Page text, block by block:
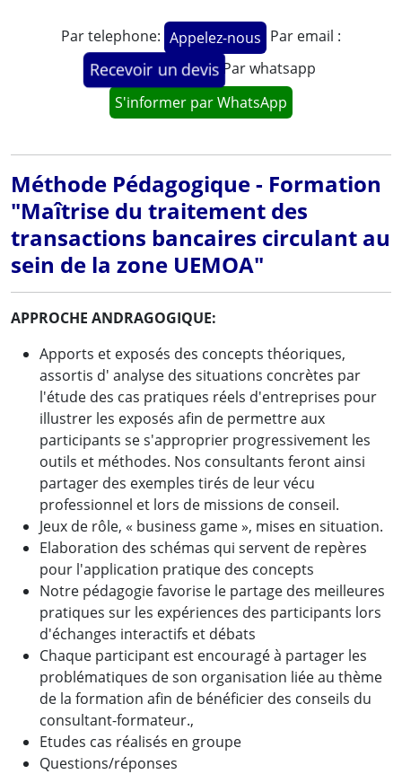
Par telephone: Appelez-nous Par email :
Recevoir un devis Par whatsapp
S'informer par WhatsApp
Méthode Pédagogique - Formation
"Maîtrise du traitement des
transactions bancaires circulant au
sein de la zone UEMOA"
APPROCHE ANDRAGOGIQUE:
Apports et exposés des concepts théoriques,
assortis d' analyse des situations concrètes par
l'étude des cas pratiques réels d'entreprises pour
illustrer les exposés afin de permettre aux
participants se s'approprier progressivement les
outils et méthodes. Nos consultants feront ainsi
partager des exemples tirés de leur vécu
professionnel et lors de missions de conseil.
Jeux de rôle, « business game », mises en situation.
Elaboration des schémas qui servent de repères
pour l'application pratique des concepts
Notre pédagogie favorise le partage des meilleures
pratiques sur les expériences des participants lors
d'échanges interactifs et débats
Chaque participant est encouragé à partager les
problématiques de son organisation liée au thème
de la formation afin de bénéficier des conseils du
consultant-formateur.,
Etudes cas réalisés en groupe
Questions/réponses